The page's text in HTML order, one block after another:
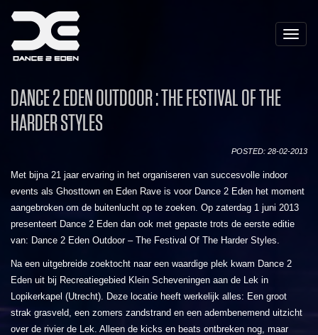
Toggle
DANCE 2 EDEN OUTDOOR : THE FESTIVAL OF THE
HARDER STYLES
POSTED: 28-02-2013
Met bijna 21 jaar ervaring in het organiseren van succesvolle indoor
events als Ghosttown en Eden Rave is voor Dance 2 Eden het moment
aangebroken om de buitenlucht op te zoeken. Op zaterdag 1 juni 2013
presenteert Dance 2 Eden dan ook met gepaste trots de eerste editie
van: Dance 2 Eden Outdoor – The Festival Of The Harder Styles.
Na een uitgebreide zoektocht naar een waardige plek kwam Dance 2
Eden uit bij Recreatiegebied Klein Scheveningen aan de Lek in
Lopikerkapel (Utrecht). Deze locatie heeft werkelijk alles: Een groot
strak grasveld, een zomers zandstrand en een adembenemend uitzicht
over de rivier de Lek. Alleen de kicks en beats ontbreken nog, maar